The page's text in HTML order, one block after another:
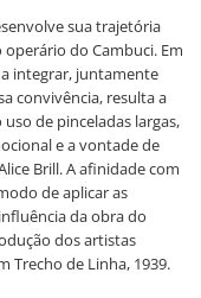
sua trajetória
do Cambuci. Em
integrar, juntamente
convivência, resulta a
de pinceladas largas,
e a vontade de
Brill. A afinidade com
de aplicar as
da obra do
dos artistas
Trecho de Linha, 1939.